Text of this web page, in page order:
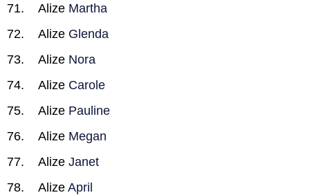
Alize Martha
Alize Glenda
Alize Nora
Alize Carole
Alize Pauline
Alize Megan
Alize Janet
Alize April